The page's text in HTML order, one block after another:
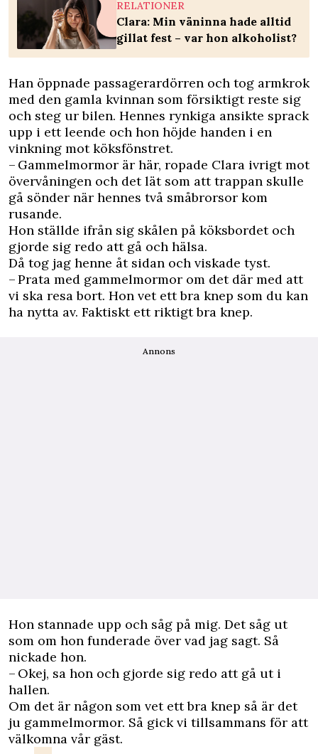
RELATIONER
Clara: Min väninna hade alltid
gillat fest – var hon alkoholist?
Han öppnade passagerardörren och tog armkrok
med den gamla kvinnan som försiktigt reste sig
och steg ur bilen. Hennes rynkiga ansikte sprack
upp i ett leende och hon höjde handen i en
vinkning mot köksfönstret.
– Gammelmormor är här, ropade Clara ivrigt mot
övervåningen och det lät som att trappan skulle
gå sönder när hennes två småbrorsor kom
rusande.
Hon ställde ifrån sig skålen på köksbordet och
gjorde sig redo att gå och hälsa.
Då tog jag henne åt sidan och viskade tyst.
– Prata med gammelmormor om det där med att
vi ska resa bort. Hon vet ett bra knep som du kan
ha nytta av. Faktiskt ett riktigt bra knep.
Annons
Hon stannade upp och såg på mig. Det såg ut
som om hon funderade över vad jag sagt. Så
nickade hon.
– Okej, sa hon och gjorde sig redo att gå ut i
hallen.
Om det är någon som vet ett bra knep så är det
ju gammelmormor. Så gick vi tillsammans för att
välkomna vår gäst.